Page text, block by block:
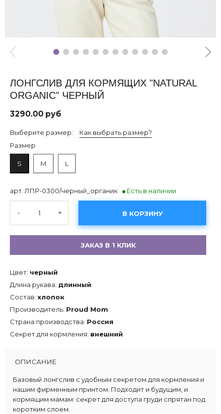
ЛОНГСЛИВ ДЛЯ КОРМЯЩИХ "NATURAL
ORGANIC" ЧЕРНЫЙ
3290.00 руб
Выберите размер:
Как выбрать размер?
Размер
S M L
арт. ЛПР-0300/черный_органик Есть в наличии
- + В КОРЗИНУ
ЗАКАЗ В 1 КЛИК
Цвет: черный
Длина рукава: длинный
Состав: хлопок
Производитель: Proud Mom
Страна производства: Россия
Секрет для кормления: внешний
ОПИСАНИЕ
Базовый лонгслив с удобным секретом для кормления и
нашим фирменным принтом. Подходит и будущим, и
кормящим мамам: секрет для доступа груди спрятан под
коротким слоем.